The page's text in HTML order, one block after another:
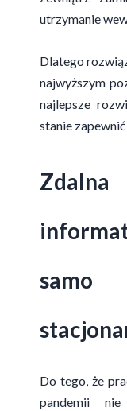
utrzymanie
Dlatego
najwyższym
najlepsze
stanie
samo
Do tego, że
pandemii